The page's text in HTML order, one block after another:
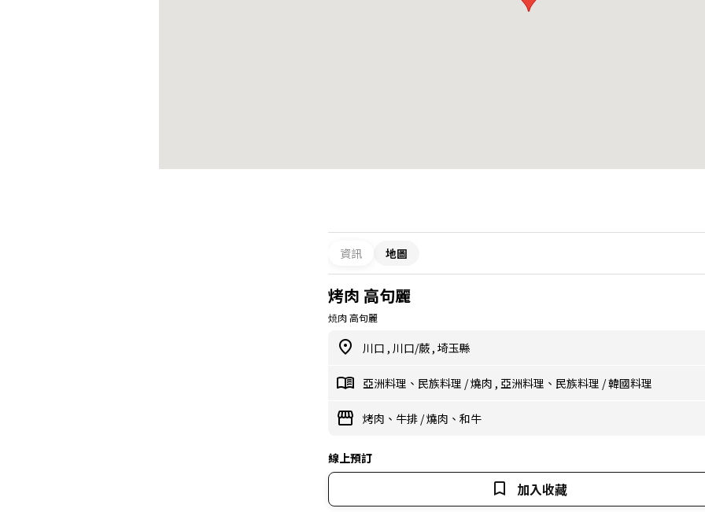
資訊 地圖
烤肉 高句麗
焼肉 高句麗
川口 , 川口/蕨 , 埼玉縣
亞洲料理、民族料理 /燒肉 , 亞洲料理、民族料理 /韓國料理
烤肉、牛排 /燒肉、和牛
線上預訂
加入收藏